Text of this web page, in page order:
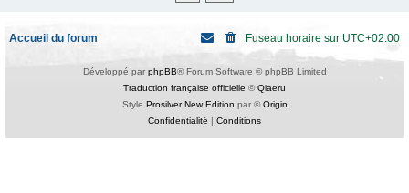
Accueil du forum Fuseau horaire sur UTC+02:00
Développé par phpBB® Forum Software © phpBB Limited
Traduction française officielle ©Qiaeru
Style Prosilver New Edition par ©Origin
Confidentialité | Conditions